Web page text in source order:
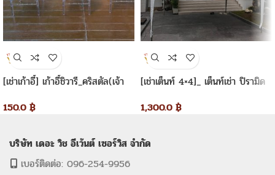
[เช่าเก้าอี้] เก้าอี้ชิวารี_คริสตัล(เจ้า
150.0 ฿
[เช่าเต็นท์ 4×4]_ เต็นท์เช่า ปิรามิด
1,300.0 ฿
บริษัท เดอะ วิช อีเว้นต์ เซอร์วิส จำกัด
เบอร์ติดต่อ: 096-254-9956